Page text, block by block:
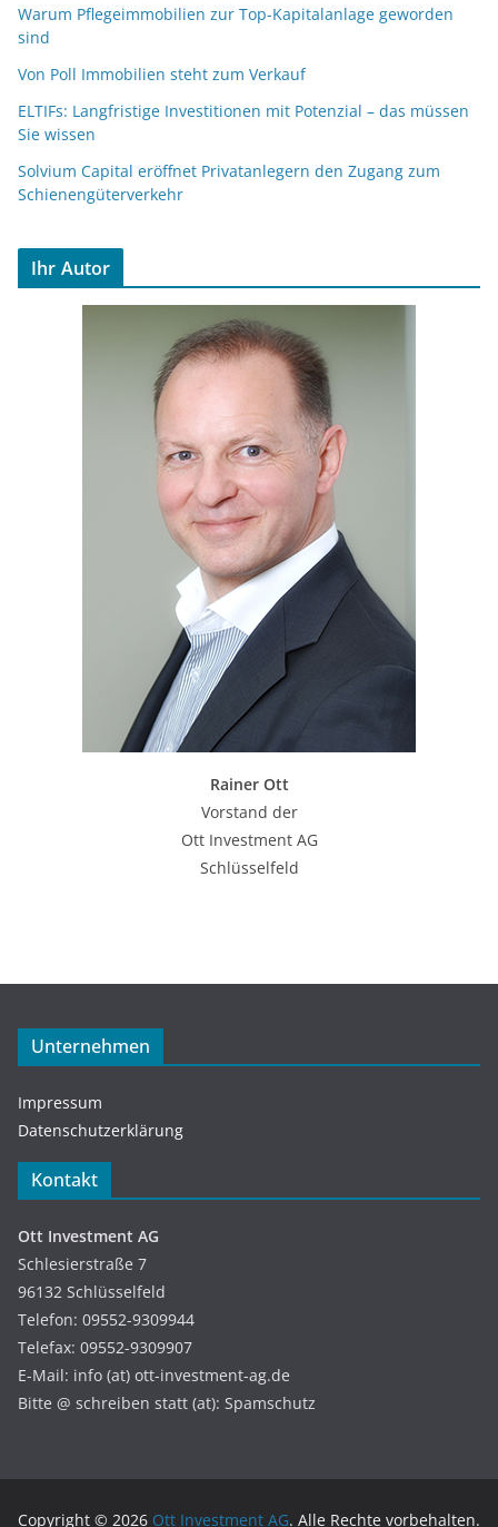
Warum Pflegeimmobilien zur Top-Kapitalanlage geworden
sind
Von Poll Immobilien steht zum Verkauf
ELTIFs: Langfristige Investitionen mit Potenzial – das müssen
Sie wissen
Solvium Capital eröffnet Privatanlegern den Zugang zum
Schienengüterverkehr
Ihr Autor
Rainer Ott
Vorstand der
Ott Investment AG
Schlüsselfeld
Unternehmen
Impressum
Datenschutzerklärung
Kontakt
Ott Investment AG
Schlesierstraße 7
96132 Schlüsselfeld
Telefon: 09552-9309944
Telefax: 09552-9309907
E-Mail: info (at) ott-investment-ag.de
Bitte @ schreiben statt (at): Spamschutz
Copyright © 2026 Ott Investment AG. Alle Rechte vorbehalten.